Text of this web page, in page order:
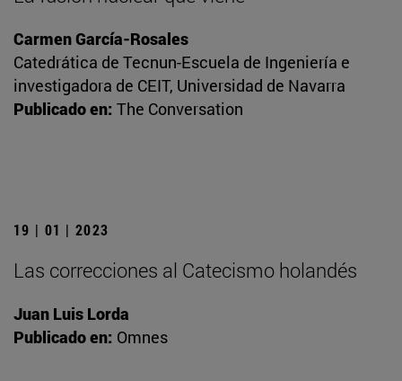
Carmen García-Rosales
Catedrática de Tecnun-Escuela de Ingeniería e
investigadora de CEIT, Universidad de Navarra
Publicado en: The Conversation
19 | 01 | 2023
Las correcciones al Catecismo holandés
Juan Luis Lorda
Publicado en: Omnes